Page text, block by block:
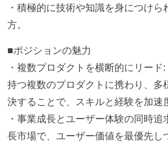
・積極的に技術や知識を身につけ
方。
■ポジションの魅力
・複数プロダクトを横断的にリー
持つ複数のプロダクトに携わり、多
決することで、スキルと経験を加速
・事業成長とユーザー体験の同時
長市場で、ユーザー価値を最優先し